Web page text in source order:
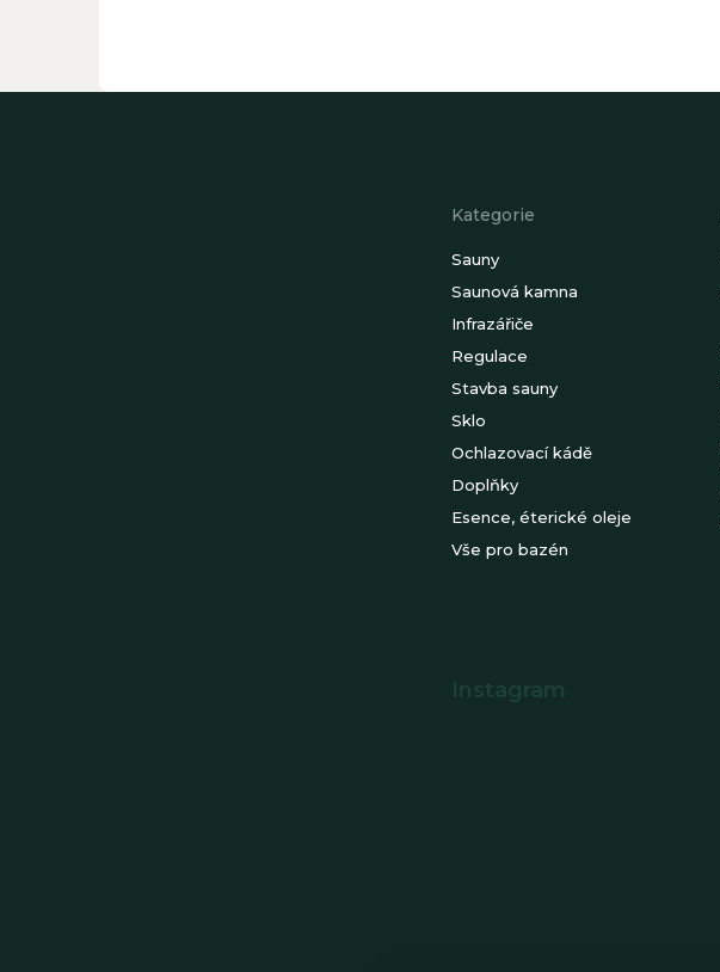
Kategorie
Sauny
Saunová kamna
Infrazářiče
Regulace
Stavba sauny
Sklo
Ochlazovací kádě
Doplňky
Esence, éterické oleje
Vše pro bazén
Instagram